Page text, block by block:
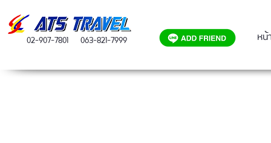
02-907-7801 063-821-7999 หน้